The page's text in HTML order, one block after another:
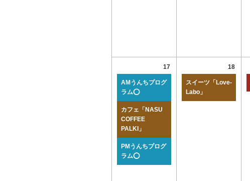
17
AMうんちプログ
ラム⭕
カフェ「NASU
COFFEE
PALKI」
PMうんちプログ
ラム⭕
18
スイーツ「Love-
Labo」